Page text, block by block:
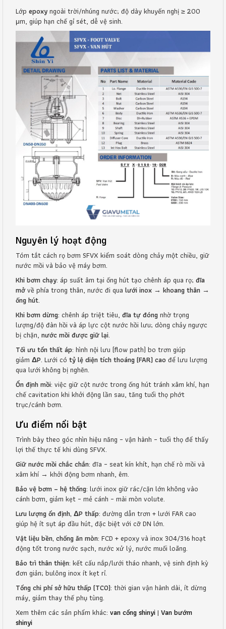
Lớp epoxyngoài trời/nhúng nước; độ dày khuyến nghị ≥ 200
μm, giúp hạn chế gỉ sét, dễ vệ sinh.
Nguyên lý hoạt động
Tóm tắt cách rọ bơm SFVX kiểm soát dòng chảy một chiều, giữ
nước mồi và bảo vệ máy bơm.
Khi bơm chạy: áp suất âm tại ống hút tạo chênh áp qua rọ; đĩa
mởvề phía trong thân, nước đi qua lưới inox → khoang thân →
ống hút.
Khi bơm dừng: chênh áp triệt tiêu, đĩa tự đóngnhờ trọng
lượng/độ đàn hồi và áp lực cột nước hồi lưu; dòng chảy ngược
bị chặn, nước mồi được giữ lại.
Tối ưu tổn thất áp: hình nội lưu (flow path) bo trơn giúp
giảm ΔP. Lưới có tỷ lệ diện tích thoáng (FAR) cao để lưu lượng
qua lưới không bị nghẽn.
Ổn định mồi: việc giữ cột nước trong ống hút tránh xâm khí, hạn
chế cavitation khi khởi động lần sau, tăng tuổi thọ phớt
trục/cánh bơm.
Ưu điểm nổi bật
Trình bày theo góc nhìn hiệu năng – vận hành – tuổi thọ để thấy
lợi thế thực tế khi dùng SFVX.
Giữ nước mồi chắc chắn: đĩa – seat kín khít, hạn chế rò mồi và
xâm khí → khởi động bơm nhanh, êm.
Bảo vệ bơm – hệ thống: lưới inox giữ rác/cặn lớn không vào
cánh bơm, giảm kẹt – mẻ cánh – mài mòn volute.
Lưu lượng ổn định, ΔP thấp: đường dẫn trơn + lưới FAR cao
giúp hệ ít sụt áp đầu hút, đặc biệt với cỡ DN lớn.
Vật liệu bền, chống ăn mòn: FCD + epoxy và inox 304/316 hoạt
động tốt trong nước sạch, nước xử lý, nước muối loãng.
Bảo trì thân thiện: kết cấu nắp/lưới tháo nhanh, vệ sinh định kỳ
đơn giản; bulông inox ít kẹt rỉ.
Tổng chi phí sở hữu thấp (TCO): thời gian vận hành dài, ít dừng
máy, giảm thay thế phụ tùng.
Xem thêm các sản phẩm khác: van cổng shinyi| Van bướm
shinyi